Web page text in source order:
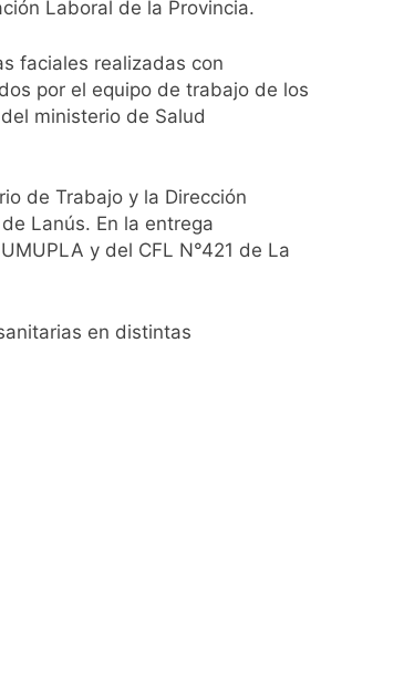
privados
a comisión
Laboral de la Provincia.
faciales realizadas con
por el equipo de trabajo de los
ministerio de Salud
de Trabajo y la Dirección
Lanús. En la entrega
y del CFL N°421 de La
en distintas